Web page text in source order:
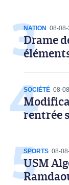
NATION 08-
Drame
SOCIÉTÉ 08-
rentrée
SPORTS 08-
USM